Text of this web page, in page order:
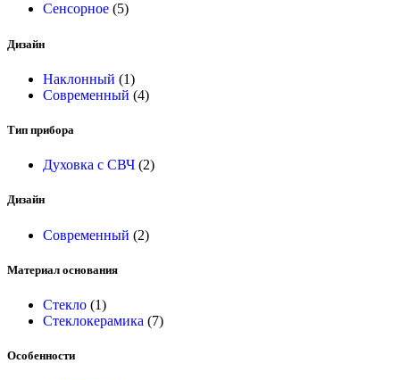
Сенсорное (5)
Дизайн
Наклонный (1)
Современный (4)
Тип прибора
Духовка с СВЧ (2)
Дизайн
Современный (2)
Материал основания
Стекло (1)
Стеклокерамика (7)
Особенности